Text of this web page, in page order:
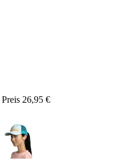
Preis 26,95 €